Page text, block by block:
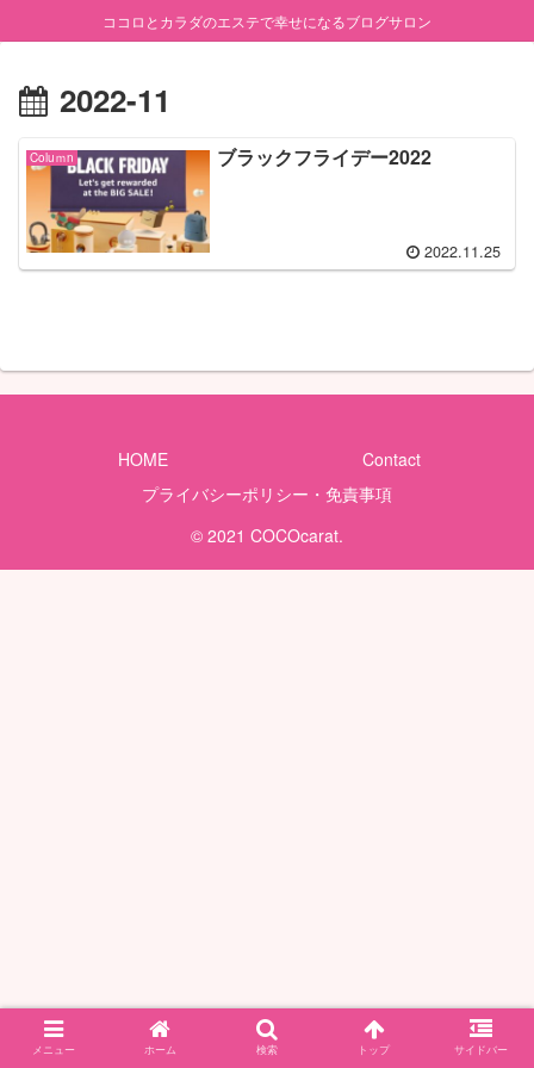
ココロとカラダのエステで幸せになるブログサロン
2022-11
Coluｍn ブラックフライデー2022
2022.11.25
HOME
Contact
プライバシーポリシー・免責事項
© 2021 COCOcarat.
メニュー ホーム 検索 トップ サイドバー